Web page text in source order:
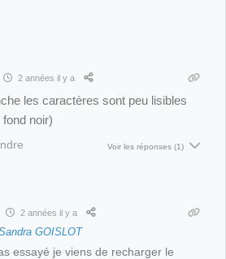
2 années il y a
les caractères sont peu lisibles
noir)
Voir les réponses (1)
2 années il y a
GOISLOT
essayé je viens de recharger le